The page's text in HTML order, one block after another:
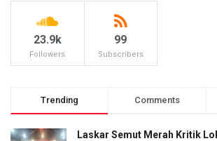
23.9k
Followers
99
Subscribers
Trending Comments
Laskar Semut Merah Kritik